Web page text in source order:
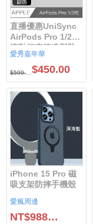
直播優惠UniSync
AirPods Pro 1/2代
滾動行李箱造型防
塵耳機保護套/原機
開模製作，輕鬆開
計，告別灰塵入侵 //
◆外殼細緻防撞包
邊，緊緻貼合防護
愛秀嘉年華
$599.00$450.00
iPhone 15 Pro 磁
吸支架防摔手機殼
愛瘋周邊
NT$988.00